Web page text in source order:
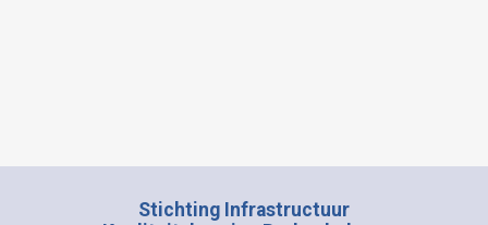
Stichting Infrastructuur